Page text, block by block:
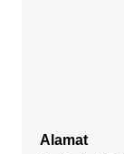
Alamat